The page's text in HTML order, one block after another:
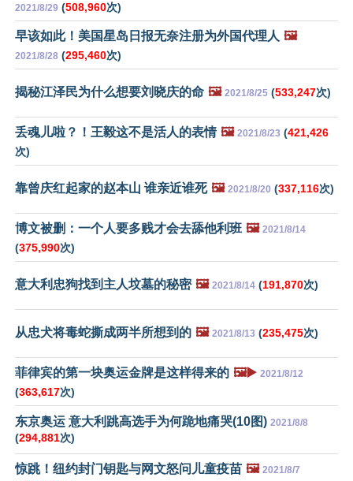
2021/8/29 (508,960次)
早该如此！美国星岛日报无奈注册为外国代理人 🖼️
2021/8/28 (295,460次)
揭秘江泽民为什么想要刘晓庆的命 🖼️ 2021/8/25 (533,247次)
丢魂儿啦？！王毅这不是活人的表情 🖼️ 2021/8/23 (421,426
次)
靠曾庆红起家的赵本山 谁亲近谁死 🖼️ 2021/8/20 (337,116次)
博文被删：一个人要多贱才会去舔他利班 🖼️ 2021/8/14
(375,990次)
意大利忠狗找到主人坟墓的秘密 🖼️ 2021/8/14 (191,870次)
从忠犬将毒蛇撕成两半所想到的 🖼️ 2021/8/13 (235,475次)
菲律宾的第一块奥运金牌是这样得来的 🖼️▶️ 2021/8/12
(363,617次)
东京奥运 意大利跳高选手为何跪地痛哭(10图) 2021/8/8
(294,881次)
惊跳！纽约封门钥匙与网文怒问儿童疫苗 🖼️ 2021/8/7